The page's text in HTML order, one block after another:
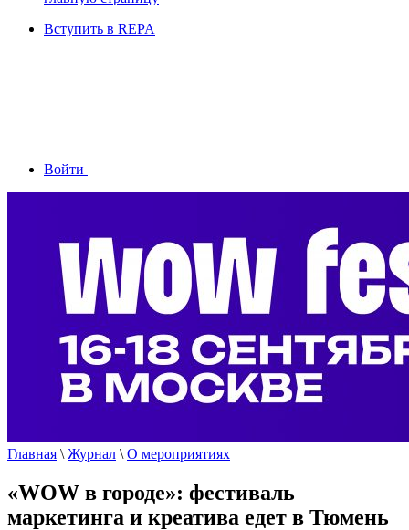
Вступить в REPA
Войти
Главная \ Журнал \ О мероприятиях
«WOW в городе»: фестиваль
маркетинга и креатива едет в Тюмень